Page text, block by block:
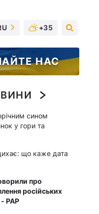
+35
НАС
сином
у гори та
що каже дата
про
російських
PAP